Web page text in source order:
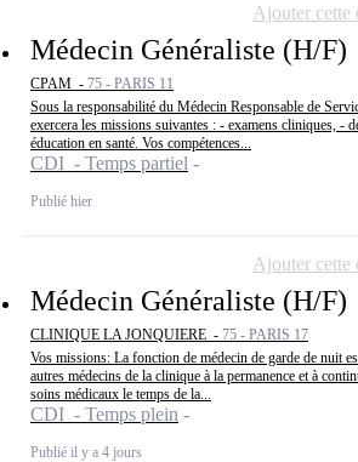
Médecin Généraliste (H/F)
CPAM - 75 - PARIS 11
Sous la responsabilité du Médecin Responsable de
exercera les missions suivantes : - examens cliniques, -
éducation en santé. Vos compétences...
CDI - Temps partiel
Publié hier
Ajouter cette
Médecin Généraliste (H/F)
CLINIQUE LA JONQUIERE - 75 - PARIS 17
Vos missions: La fonction de médecin de garde de nuit
autres médecins de la clinique à la permanence et à
soins médicaux le temps de la...
CDI - Temps plein
Publié il y a 4 jours
Ajouter cette